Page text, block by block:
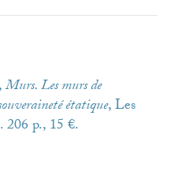
Murs. Les murs de
étatique, Les
206 p., 15 €.